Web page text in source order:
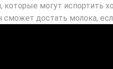
могут испортить
сможет достать молока,